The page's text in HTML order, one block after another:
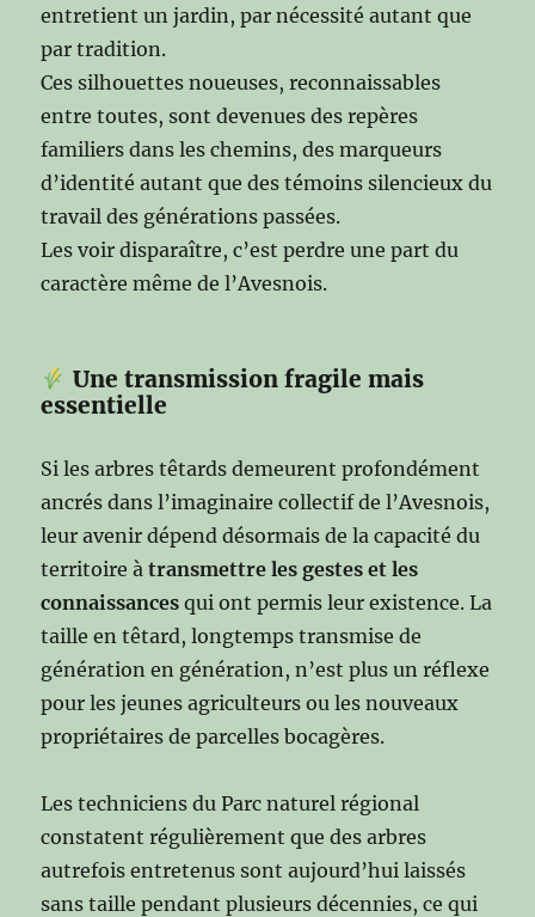
entretient un jardin, par nécessité autant que
par tradition.
Ces silhouettes noueuses, reconnaissables
entre toutes, sont devenues des repères
familiers dans les chemins, des marqueurs
d’identité autant que des témoins silencieux du
travail des générations passées.
Les voir disparaître, c’est perdre une part du
caractère même de l’Avesnois.
Une transmission fragile mais
essentielle
Si les arbres têtards demeurent profondément
ancrés dans l’imaginaire collectif de l’Avesnois,
leur avenir dépend désormais de la capacité du
territoire àtransmettre les gestes et les
connaissances qui ont permis leur existence. La
taille en têtard, longtemps transmise de
génération en génération, n’est plus un réflexe
pour les jeunes agriculteurs ou les nouveaux
propriétaires de parcelles bocagères.
Les techniciens du Parc naturel régional
constatent régulièrement que des arbres
autrefois entretenus sont aujourd’hui laissés
sans taille pendant plusieurs décennies, ce qui